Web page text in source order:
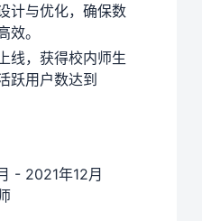
计与优化，确保数
效。
线，获得校内师生
跃用户数达到
- 2021年12月